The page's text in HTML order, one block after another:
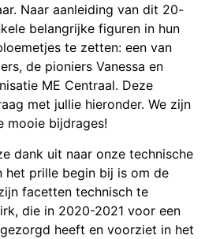
Naar aanleiding van dit 20-
belangrijke figuren in hun
te zetten: een van
de pioniers Vanessa en
ME Centraal. Deze
met jullie hieronder. We zijn
mooie bijdrages!
dank uit naar onze technische
het prille begin bij is om de
facetten technisch te
die in 2020-2021 voor een
heeft en voorziet in het